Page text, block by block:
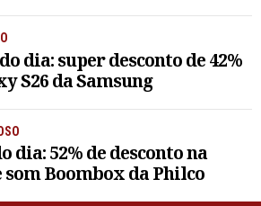
dia: super desconto de 42%
S26 da Samsung
dia: 52% de desconto na
som Boombox da Philco